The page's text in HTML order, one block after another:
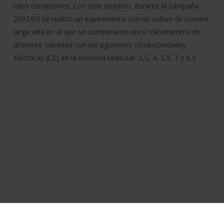
tales condiciones. Con este objetivo, durante la campaña
2002/03 se realizó un experimento con un cultivo de tomate
larga vida en el que se compararon cinco tratamientos de
diferente salinidad con las siguientes conductividades
eléctricas (CE) en la solución radicular: 2,5, 4, 5,5, 7 y 8,5 ...